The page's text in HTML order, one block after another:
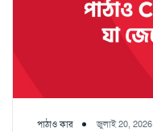
পাঠাও কার জুলাই 20, 2026